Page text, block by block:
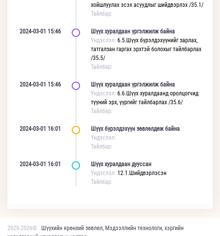
хойшлуулах эсэх асуудлыг шийдвэрлэх /35.1/
Тайлбар:
2024-03-01 15:46
Шүүх хуралдаан үргэлжилж байна
Үндэслэл: 6.5.Шүүх бүрэлдэхүүнийг зарлах,
татгалзан гаргах эрхтэй болохыг тайлбарлах
/35.5/
Тайлбар:
2024-03-01 15:46
Шүүх хуралдаан үргэлжилж байна
Үндэслэл: 6.6.Шүүх хуралдаанд оролцогчид
түүний эрх, үүргийг тайлбарлах /35.6/
Тайлбар:
2024-03-01 16:01
Шүүх бүрэлдэхүүн зөвлөлдөж байна
Үндэслэл:
Тайлбар:
2024-03-01 16:01
Шүүх хуралдаан дууссан
Үндэслэл: 12.1.Шийдвэрлэсэн
Тайлбар:
2020-2026©
Шүүхийн ерөнхий зөвлөл, Мэдээллийн технологи, хэргийн